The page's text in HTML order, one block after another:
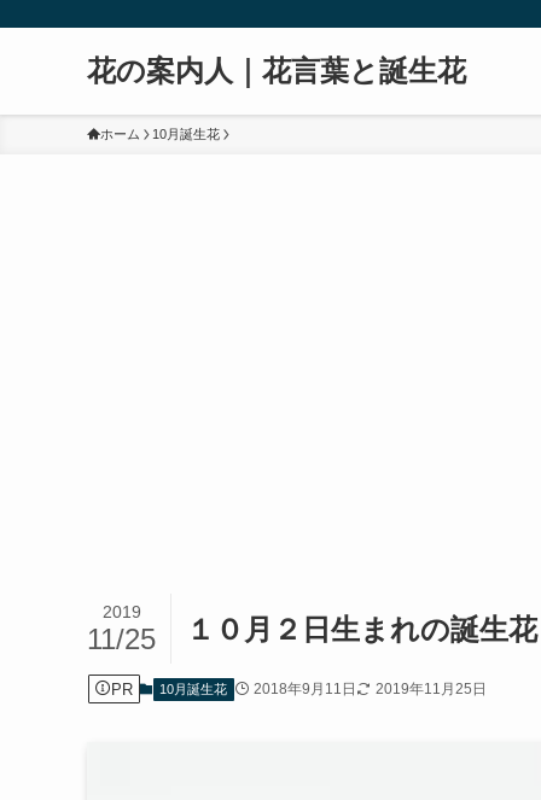
花の案内人｜花言葉と誕生花
ホーム 10月誕生花
１０月２日生まれの誕生
2019
11/25
PR 10月誕生花 2018年9月11日 2019年11月25日